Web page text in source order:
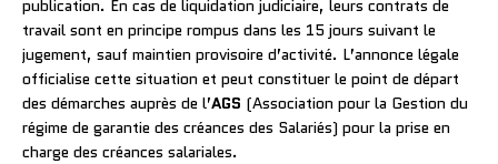
publication. En cas de liquidation judiciaire, leurs contrats de
travail sont en principe rompus dans les 15 jours suivant le
jugement, sauf maintien provisoire d’activité. L’annonce légale
officialise cette situation et peut constituer le point de départ
des démarches auprès de l’AGS (Association pour la Gestion du
régime de garantie des créances des Salariés) pour la prise en
charge des créances salariales.